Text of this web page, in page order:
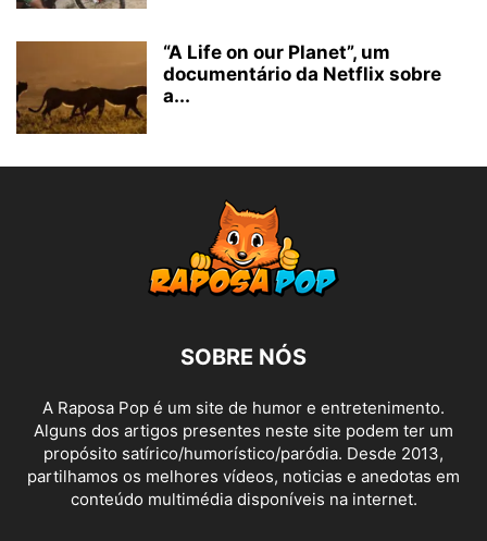
“A Life on our Planet”, um
documentário da Netflix sobre
a...
SOBRE NÓS
A Raposa Pop é um site de humor e entretenimento.
Alguns dos artigos presentes neste site podem ter um
propósito satírico/humorístico/paródia. Desde 2013,
partilhamos os melhores vídeos, noticias e anedotas em
conteúdo multimédia disponíveis na internet.